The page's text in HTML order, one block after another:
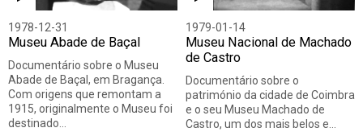
1978-12-31
Museu Abade de Baçal
Documentário sobre o Museu
Abade de Baçal, em Bragança.
Com origens que remontam a
1915, originalmente o Museu foi
destinado…
1979-01-14
Museu Nacional de Machado
de Castro
Documentário sobre o
património da cidade de Coimbra
e o seu Museu Machado de
Castro, um dos mais belos e…